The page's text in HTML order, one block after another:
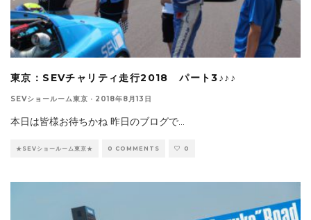
東京：SEVチャリティ走行2018 パート3♪♪♪
SEVショールーム東京 · 2018年8月13日
本日は皆様お待ちかね 昨日のブログで
★SEVショールーム東京★ 0 COMMENTS 0